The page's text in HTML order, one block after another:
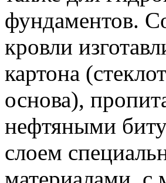
фундаментов.
кровли
картона
основа),
нефтяными
слоем